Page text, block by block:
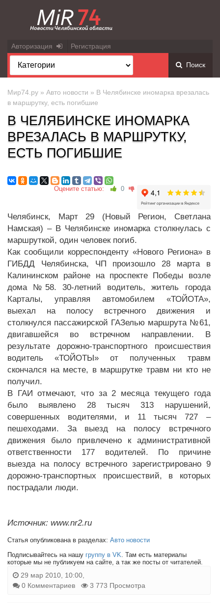
Авторизация Регистрация
Поиск
Мир74.ру » Авто новости » В Челябинске иномарка врезалась
в маршрутку, есть погибшие
В ЧЕЛЯБИНСКЕ ИНОМАРКА
ВРЕЗАЛАСЬ В МАРШРУТКУ,
ЕСТЬ ПОГИБШИЕ
Оцените статью: 0
Челябинск, Март 29 (Новый Регион, Светлана
Намская) – В Челябинске иномарка столкнулась с
маршруткой, один человек погиб.
Как сообщили корреспонденту «Нового Региона» в
ГИБДД Челябинска, ЧП произошло 28 марта в
Калининском районе на проспекте Победы возле
дома №58. 30-летний водитель, житель города
Карталы, управляя автомобилем «ТОЙОТА»,
выехал на полосу встречного движения и
столкнулся пассажирской ГАЗелью маршрута №61,
двигавшейся во встречном направлении. В
результате дорожно-транспортного происшествия
водитель «ТОЙОТЫ» от полученных травм
скончался на месте, в маршрутке травм ни кто не
получил.
В ГАИ отмечают, что за 2 месяца текущего года
было выявлено 28 тысяч 313 нарушений,
совершенных водителями, и 11 тысяч 727 –
пешеходами. За выезд на полосу встречного
движения было привлечено к административной
ответственности 177 водителей. По причине
выезда на полосу встречного зарегистрировано 9
дорожно-транспортных происшествий, в которых
пострадали люди.
Источник: www.nr2.ru
Статья опубликована в разделах: Авто новости
Подписывайтесь на нашу группу в VK. Там есть материалы
которые мы не публикуем на сайте, а так же посты от читателей.
29 мар 2010, 10:00,
0 Комментариев
3 773 Просмотра